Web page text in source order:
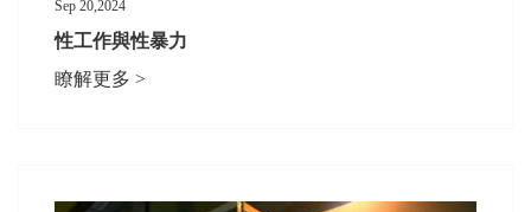
Sep 20,2024
性工作與性暴力
瞭解更多 >